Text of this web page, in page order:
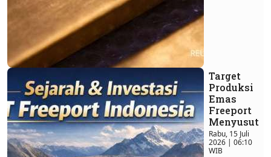
Target
Produksi
Emas
Freeport
Menyusut
Rabu, 15 Juli
2026 | 06:10
WIB